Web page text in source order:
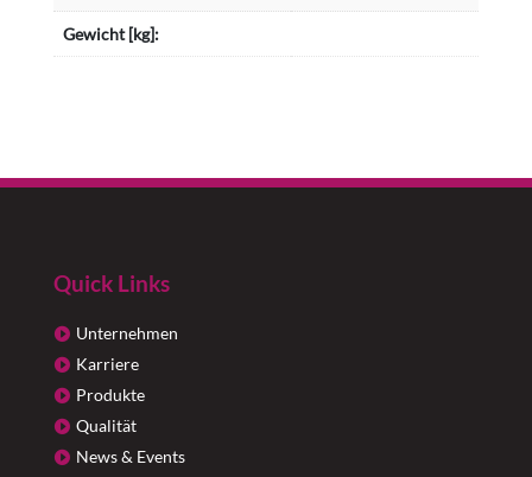
Gewicht [kg]:
Quick Links
Unternehmen
Karriere
Produkte
Qualität
News & Events